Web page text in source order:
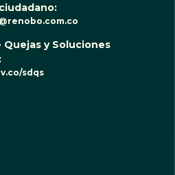
y Soluciones
sdqs